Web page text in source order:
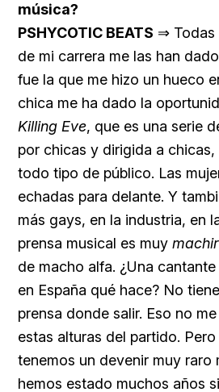
música?
PSHYCOTIC BEATS ⇒ Todas
de mi carrera me las han
fue la que me hizo un hueco
chica me ha dado la
Killing Eve, que es una serie
por chicas y dirigida a
todo tipo de público. Las
echadas para delante. Y
más gays, en la industria, en
prensa musical es muy
de macho alfa. ¿Una
en España qué hace? No
prensa donde salir. Eso no
estas alturas del partido. Pero
tenemos un devenir muy raro
hemos estado muchos años